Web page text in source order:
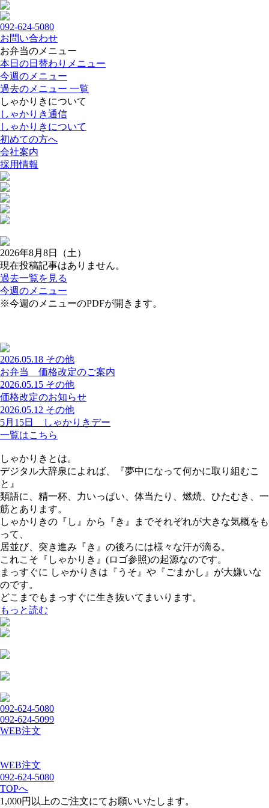
092-624-5080
お問い合わせ
お弁当のメニュー
本日の日替わりメニュー
今週のメニュー
過去のメニュー 一覧
しゃかりきについて
しゃかりき通信
しゃかりきについて
初めての方へ
会社案内
採用情報
2026年8月8日（土）
現在投稿記事はありません。
過去一覧を見る
今週のメニュー
※今週のメニューのPDFが開きます。
2026.05.18 その他
お弁当 価格改定のご案内
2026.05.15 その他
価格改定のお知らせ
2026.05.12 その他
5月15日 しゃかりきデー
一覧はこちら
しゃかりきとは。
デジタル大辞泉によれば、『夢中になって何かに取り組むこ
と』
類語に、精一杯、力いっぱい、体当たり、燃焼、ひたむき、一
筋とあります。
しゃかりきの『し』から『き』までそれぞれが大きな気概をも
って、
居並び、突き進み『き』の後ろには様々な汗が滴る。
これこそ『しゃかりき』(ロゴ参照)の起源なのです。
まっすぐに しゃかりきは『うそ』や『ごまかし』が大嫌いな
のです。
どこまでもまっすぐに生き抜いてまいります。
もっと読む
092-624-5080
092-624-5099
WEB注文
WEB注文
092-624-5080
TOPへ
1,000円以上のご注文にてお願いいたします。